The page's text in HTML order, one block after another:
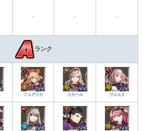
- - -
ランク
フェデリカ スカール ヴェルヌ